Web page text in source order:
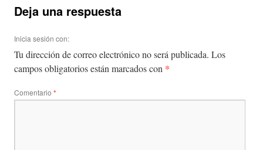
Deja una respuesta
Inicia sesión con:
Tu dirección de correo electrónico no será publicada. Los
campos obligatorios están marcados con *
Comentario *